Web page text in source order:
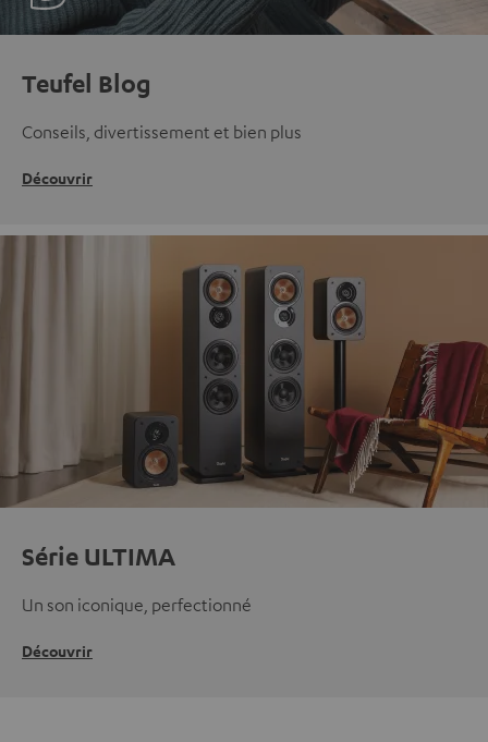
Teufel Blog
Conseils, divertissement et bien plus
Découvrir
Série ULTIMA
Un son iconique, perfectionné
Découvrir